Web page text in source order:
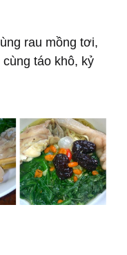
rau mồng tơi,
táo khô, kỷ